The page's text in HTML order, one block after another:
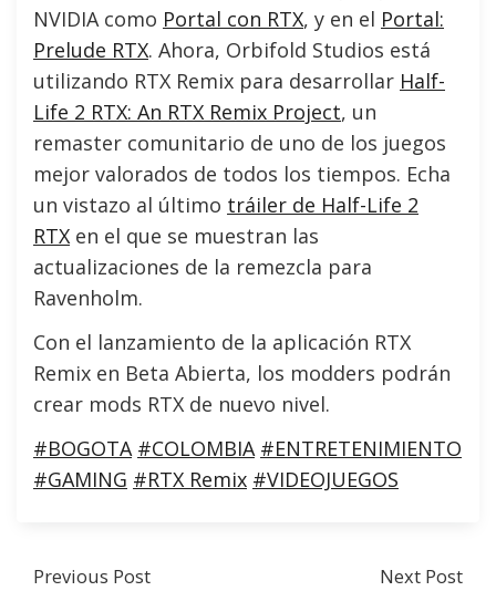
NVIDIA como Portal con RTX, y en el Portal:
Prelude RTX. Ahora, Orbifold Studios está
utilizando RTX Remix para desarrollar Half-
Life 2 RTX: An RTX Remix Project, un
remaster comunitario de uno de los juegos
mejor valorados de todos los tiempos. Echa
un vistazo al último tráiler de Half-Life 2
RTX en el que se muestran las
actualizaciones de la remezcla para
Ravenholm.
Con el lanzamiento de la aplicación RTX
Remix en Beta Abierta, los modders podrán
crear mods RTX de nuevo nivel.
#BOGOTA #COLOMBIA #ENTRETENIMIENTO
#GAMING #RTX Remix #VIDEOJUEGOS
Previous Post Next Post